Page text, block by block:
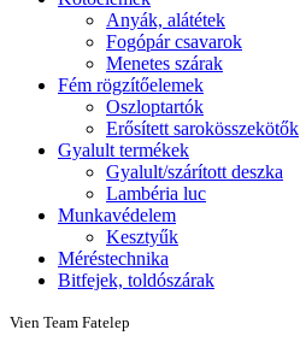
Anyák, alátétek
Fogópár csavarok
Menetes szárak
Fém rögzítőelemek
Oszloptartók
Erősített sarokösszekötők
Gyalult termékek
Gyalult/szárított deszka
Lambéria luc
Munkavédelem
Kesztyűk
Méréstechnika
Bitfejek, toldószárak
Vien Team Fatelep